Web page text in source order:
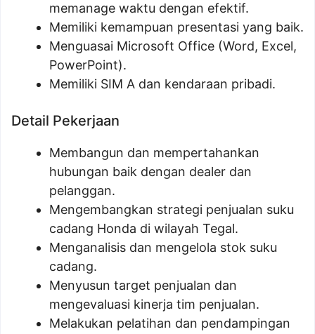
memanage waktu dengan efektif.
Memiliki kemampuan presentasi yang baik.
Menguasai Microsoft Office (Word, Excel,
PowerPoint).
Memiliki SIM A dan kendaraan pribadi.
Detail Pekerjaan
Membangun dan mempertahankan
hubungan baik dengan dealer dan
pelanggan.
Mengembangkan strategi penjualan suku
cadang Honda di wilayah Tegal.
Menganalisis dan mengelola stok suku
cadang.
Menyusun target penjualan dan
mengevaluasi kinerja tim penjualan.
Melakukan pelatihan dan pendampingan